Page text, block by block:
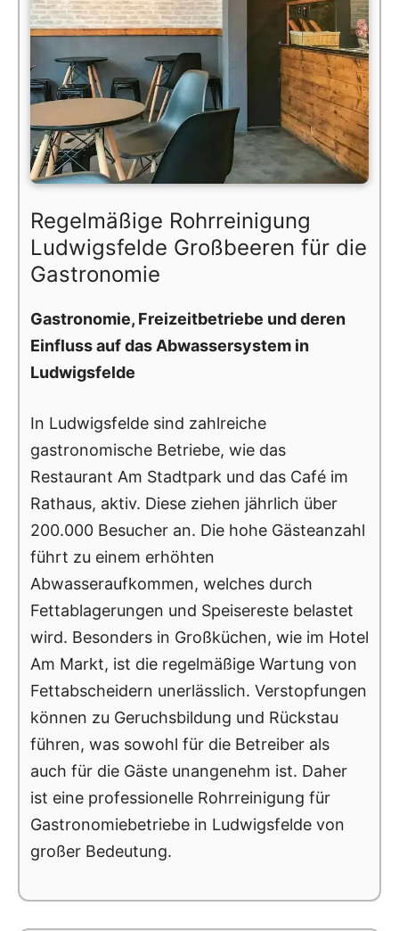
Regelmäßige Rohrreinigung
Ludwigsfelde Großbeeren für die
Gastronomie
Gastronomie, Freizeitbetriebe und deren
Einfluss auf das Abwassersystem in
Ludwigsfelde
In Ludwigsfelde sind zahlreiche
gastronomische Betriebe, wie das
Restaurant Am Stadtpark und das Café im
Rathaus, aktiv. Diese ziehen jährlich über
200.000 Besucher an. Die hohe Gästeanzahl
führt zu einem erhöhten
Abwasseraufkommen, welches durch
Fettablagerungen und Speisereste belastet
wird. Besonders in Großküchen, wie im Hotel
Am Markt, ist die regelmäßige Wartung von
Fettabscheidern unerlässlich. Verstopfungen
können zu Geruchsbildung und Rückstau
führen, was sowohl für die Betreiber als
auch für die Gäste unangenehm ist. Daher
ist eine professionelle Rohrreinigung für
Gastronomiebetriebe in Ludwigsfelde von
großer Bedeutung.